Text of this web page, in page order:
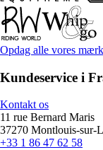
Opdag alle vores
Kundeservice i
Kontakt os
11 rue Bernard Maris
37270 Montlouis-sur-
+33 1 86 47 62 58